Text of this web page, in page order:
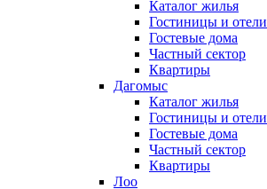
Каталог жилья
Гостиницы и отели
Гостевые дома
Частный сектор
Квартиры
Дагомыс
Каталог жилья
Гостиницы и отели
Гостевые дома
Частный сектор
Квартиры
Лоо